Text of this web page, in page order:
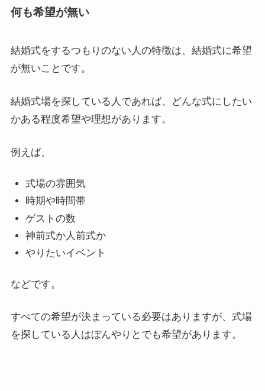
何も希望が無い
結婚式をするつもりのない人の特徴は、結婚式に希望
が無いことです。
結婚式場を探している人であれば、どんな式にしたい
かある程度希望や理想があります。
例えば、
式場の雰囲気
時期や時間帯
ゲストの数
神前式か人前式か
やりたいイベント
などです。
すべての希望が決まっている必要はありますが、式場
を探している人はぼんやりとでも希望があります。